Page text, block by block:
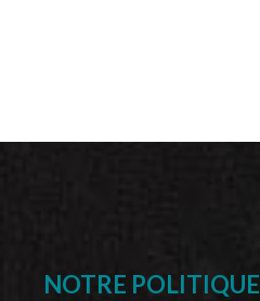
NOTRE POLITIQUE